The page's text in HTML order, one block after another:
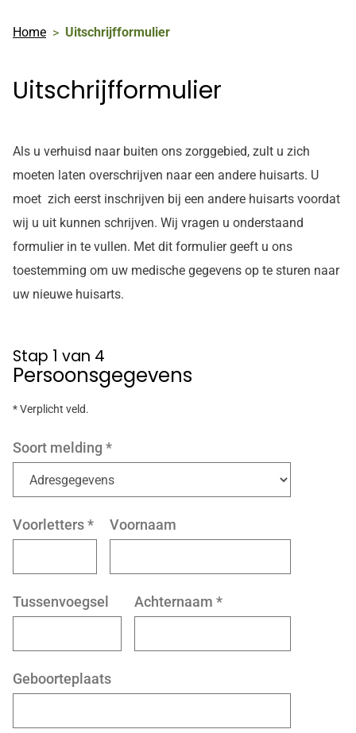
Home Uitschrijfformulier
Uitschrijfformulier
Als u verhuisd naar buiten ons zorggebied, zult u zich
moeten laten overschrijven naar een andere huisarts. U
moet zich eerst inschrijven bij een andere huisarts voordat
wij u uit kunnen schrijven. Wij vragen u onderstaand
formulier in te vullen. Met dit formulier geeft u ons
toestemming om uw medische gegevens op te sturen naar
uw nieuwe huisarts.
Stap 1 van 4
Persoonsgegevens
* Verplicht veld.
Soort melding *
Voorletters* Voornaam
Tussenvoegsel Achternaam *
Geboorteplaats